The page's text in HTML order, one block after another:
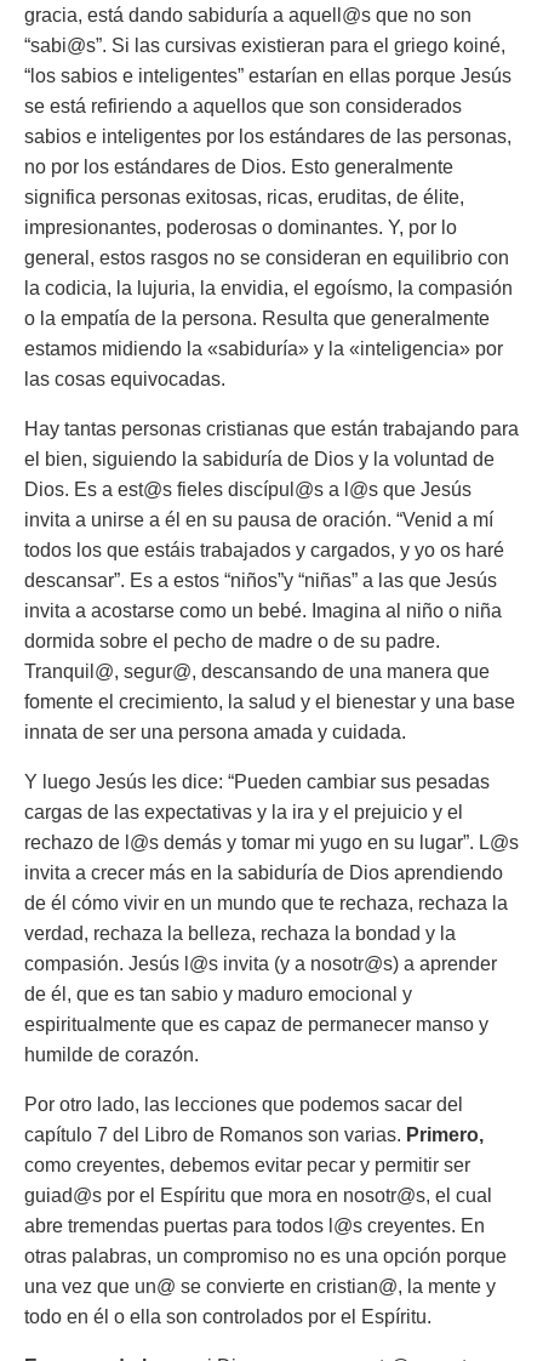
gracia, está dando sabiduría a aquell@s que no son
“sabi@s”. Si las cursivas existieran para el griego koiné,
“los sabios e inteligentes” estarían en ellas porque Jesús
se está refiriendo a aquellos que son considerados
sabios e inteligentes por los estándares de las personas,
no por los estándares de Dios. Esto generalmente
significa personas exitosas, ricas, eruditas, de élite,
impresionantes, poderosas o dominantes. Y, por lo
general, estos rasgos no se consideran en equilibrio con
la codicia, la lujuria, la envidia, el egoísmo, la compasión
o la empatía de la persona. Resulta que generalmente
estamos midiendo la «sabiduría» y la «inteligencia» por
las cosas equivocadas.
Hay tantas personas cristianas que están trabajando para
el bien, siguiendo la sabiduría de Dios y la voluntad de
Dios. Es a est@s fieles discípul@s a l@s que Jesús
invita a unirse a él en su pausa de oración. “Venid a mí
todos los que estáis trabajados y cargados, y yo os haré
descansar”. Es a estos “niños”y “niñas” a las que Jesús
invita a acostarse como un bebé. Imagina al niño o niña
dormida sobre el pecho de madre o de su padre.
Tranquil@, segur@, descansando de una manera que
fomente el crecimiento, la salud y el bienestar y una base
innata de ser una persona amada y cuidada.
Y luego Jesús les dice: “Pueden cambiar sus pesadas
cargas de las expectativas y la ira y el prejuicio y el
rechazo de l@s demás y tomar mi yugo en su lugar”. L@s
invita a crecer más en la sabiduría de Dios aprendiendo
de él cómo vivir en un mundo que te rechaza, rechaza la
verdad, rechaza la belleza, rechaza la bondad y la
compasión. Jesús l@s invita (y a nosotr@s) a aprender
de él, que es tan sabio y maduro emocional y
espiritualmente que es capaz de permanecer manso y
humilde de corazón.
Por otro lado, las lecciones que podemos sacar del
capítulo 7 del Libro de Romanos son varias. Primero,
como creyentes, debemos evitar pecar y permitir ser
guiad@s por el Espíritu que mora en nosotr@s, el cual
abre tremendas puertas para todos l@s creyentes. En
otras palabras, un compromiso no es una opción porque
una vez que un@ se convierte en cristian@, la mente y
todo en él o ella son controlados por el Espíritu.